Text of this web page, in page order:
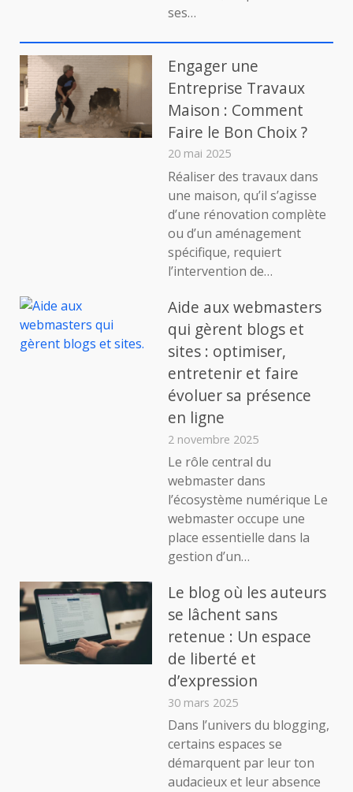
ilpiccolo.fr
ses…
Engager une
Entreprise Travaux
Maison : Comment
Faire le Bon Choix ?
20 mai 2025
Réaliser des travaux dans
une maison, qu’il s’agisse
d’une rénovation complète
ou d’un aménagement
spécifique, requiert
l’intervention de…
Aide aux webmasters
qui gèrent blogs et
sites : optimiser,
entretenir et faire
évoluer sa présence
en ligne
2 novembre 2025
Le rôle central du
webmaster dans
l’écosystème numérique Le
webmaster occupe une
place essentielle dans la
gestion d’un…
Le blog où les auteurs
se lâchent sans
retenue : Un espace
de liberté et
d’expression
30 mars 2025
Dans l’univers du blogging,
certains espaces se
démarquent par leur ton
audacieux et leur absence